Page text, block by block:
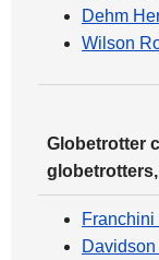
Dehm
Wilson
Globetrotter